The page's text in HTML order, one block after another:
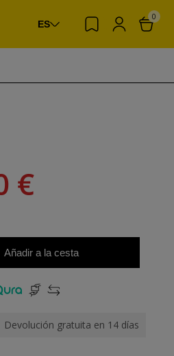
ES
0
€
Añadir a la cesta
Devolución gratuita en 14 días